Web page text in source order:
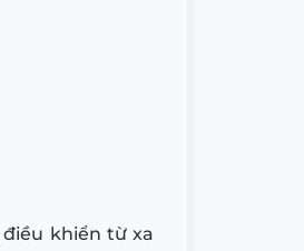
khiển từ xa